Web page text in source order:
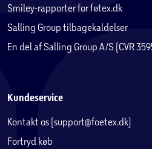
Smiley-rapporter for føtex.dk
Salling Group tilbagekaldelser
En del af Salling Group A/S (CVR
Kundeservice
Kontakt os (support@foetex.dk)
Fortryd køb